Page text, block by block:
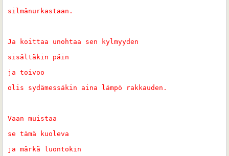
silmänurkastaan.
Ja koittaa unohtaa sen kylmyyden
sisältäkin päin
ja toivoo
olis sydämessäkin aina lämpö rakkauden.
Vaan muistaa
se tämä kuoleva
ja märkä luontokin